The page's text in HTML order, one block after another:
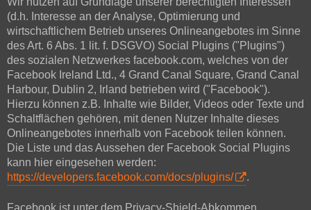
(d.h. Interesse an der Analyse, Optimierung und
wirtschaftlichem Betrieb unseres Onlineangebotes im Sinne
des Art. 6 Abs. 1 lit. f. DSGVO) Social Plugins ("Plugins")
des sozialen Netzwerkes facebook.com, welches von der
Facebook Ireland Ltd., 4 Grand Canal Square, Grand Canal
Harbour, Dublin 2, Irland betrieben wird ("Facebook").
Hierzu können z.B. Inhalte wie Bilder, Videos oder Texte und
Schaltflächen gehören, mit denen Nutzer Inhalte dieses
Onlineangebotes innerhalb von Facebook teilen können.
Die Liste und das Aussehen der Facebook Social Plugins
kann hier eingesehen werden:
https://developers.facebook.com/docs/plugins/
.